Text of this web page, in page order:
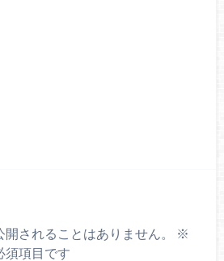
されることはありません。
※
須項目です